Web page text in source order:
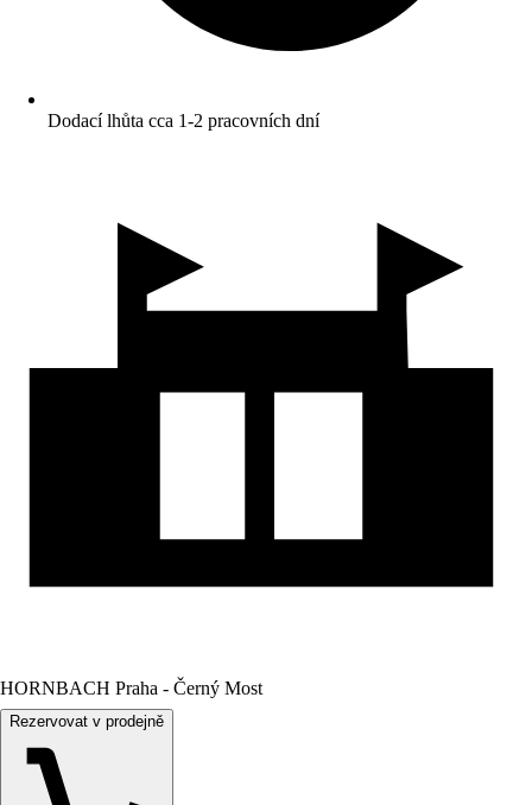
Dodací lhůta cca 1-2 pracovních dní
HORNBACH Praha - Černý Most
Rezervovat v prodejně